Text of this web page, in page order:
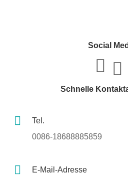
Social
Schnelle
Tel.
0086-18688885859
E-Mail-Adresse